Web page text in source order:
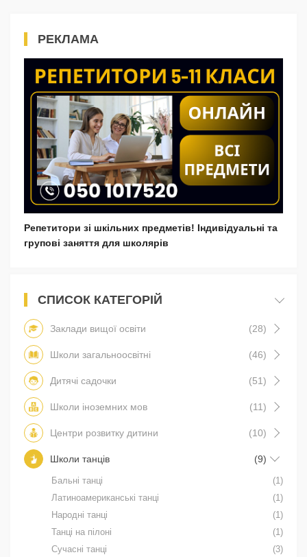
СПИСОК КАТЕГОРІЙ
Заклади вищої освіти (28)
Школи загальноосвітні (46)
Дитячі садочки (51)
Школи іноземних мов (11)
Центри розвитку дитини (10)
Школи танців (9)
Бальні танці
(1)
Латиноамериканські танці
(1)
Народні танці
(1)
Танці на пілоні
(1)
Сучасні танці
(3)
РЕКЛАМА
Репетитори зі шкільних предметів! Індивідуальні та
групові заняття для школярів